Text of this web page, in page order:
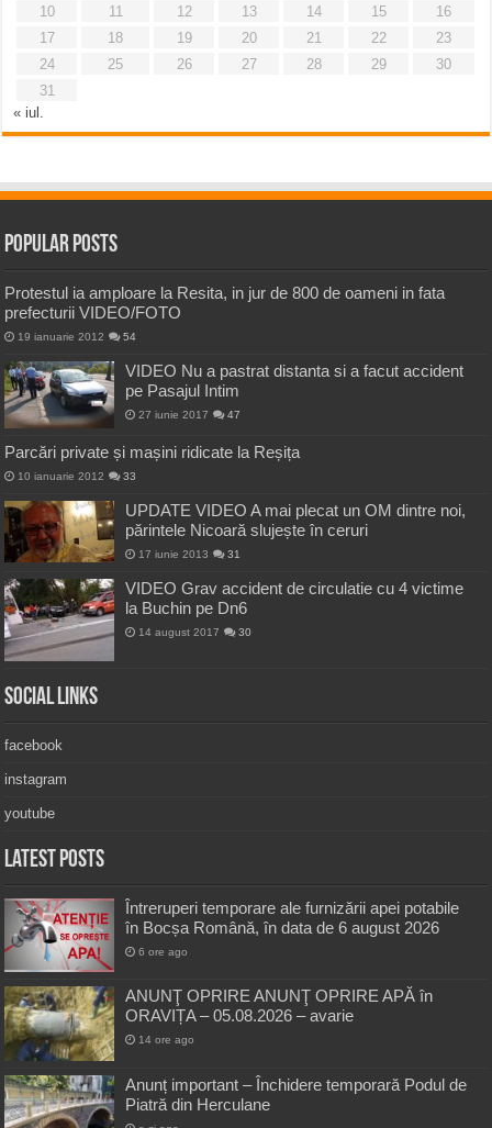
10
11 12 13 14 15
16
17
18 19 20 21 22
23
24
25 26 27 28 29
30
31
« iul.
Popular Posts
Protestul ia amploare la Resita, in jur de 800 de oameni in fata
prefecturii VIDEO/FOTO
19 ianuarie 2012 54
VIDEO Nu a pastrat distanta si a facut accident
pe Pasajul Intim
27 iunie 2017 47
Parcări private și mașini ridicate la Reșița
10 ianuarie 2012 33
UPDATE VIDEO A mai plecat un OM dintre noi,
părintele Nicoară slujește în ceruri
17 iunie 2013 31
VIDEO Grav accident de circulatie cu 4 victime
la Buchin pe Dn6
14 august 2017 30
Social Links
facebook
instagram
youtube
Latest Posts
Întreruperi temporare ale furnizării apei potabile
în Bocșa Română, în data de 6 august 2026
6 ore ago
ANUNŢ OPRIRE ANUNŢ OPRIRE APĂ în
ORAVIȚA – 05.08.2026 – avarie
14 ore ago
Anunț important – Închidere temporară Podul de
Piatră din Herculane